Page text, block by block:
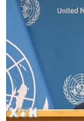
CSIS: Khả
liệu phóng
17/04/2019 02:45
Theo báo cáo
mại hồi tuần
động vận